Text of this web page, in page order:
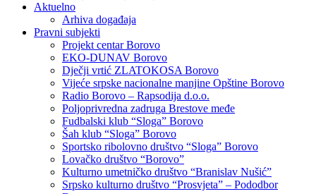
Aktuelno
Arhiva događaja
Pravni subjekti
Projekt centar Borovo
EKO-DUNAV Borovo
Dječji vrtić ZLATOKOSA Borovo
Vijeće srpske nacionalne manjine Opštine Borovo
Radio Borovo – Rapsodija d.o.o.
Poljoprivredna zadruga Brestove međe
Fudbalski klub “Sloga” Borovo
Šah klub “Sloga” Borovo
Sportsko ribolovno društvo “Sloga” Borovo
Lovačko društvo “Borovo”
Kulturno umetničko društvo “Branislav Nušić”
Srpsko kulturno društvo “Prosvjeta” – Pododbor